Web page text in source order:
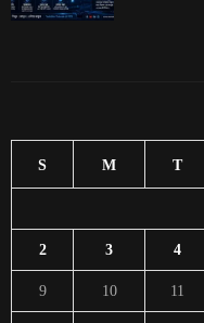
S M T
2 3 4
9 10 11